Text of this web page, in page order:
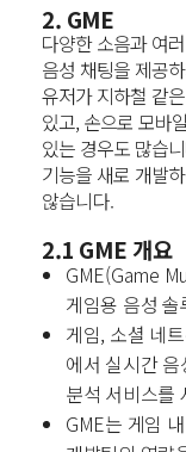
2. GME
다양한 소음과 여
음성 채팅을 제공
유저가 지하철 같
있고, 손으로 모바
있는 경우도 많습
기능을 새로 개발
않습니다.
2.1 GME 개요
GME(Game
게임용 음성
게임, 소셜 네
에서 실시간
분석 서비스를
GME는 게임